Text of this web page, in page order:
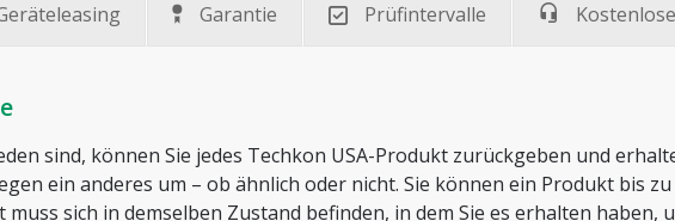
Garantie Prüfintervalle
sind, können Sie jedes Techkon USA-Produkt zurückgeben und
ein anderes um – ob ähnlich oder nicht. Sie können ein Produkt bis
sich in demselben Zustand befinden, in dem Sie es erhalten haben,